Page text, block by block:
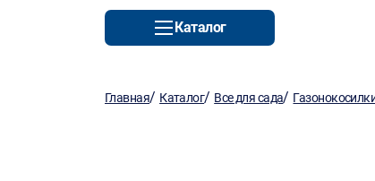
Каталог
Главная/ Каталог/ Все для сада/